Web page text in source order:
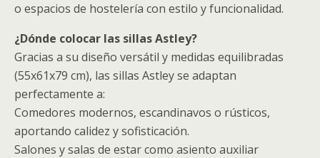
o espacios de hostelería con estilo y funcionalidad.
¿Dónde colocar las sillas Astley?
Gracias a su diseño versátil y medidas equilibradas
(55x61x79 cm), las sillas Astley se adaptan
perfectamente a:
Comedores modernos, escandinavos o rústicos,
aportando calidez y sofisticación.
Salones y salas de estar como asiento auxiliar